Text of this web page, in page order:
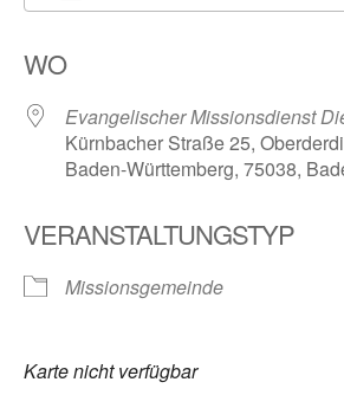
WO
Evangelischer Missionsdienst
Kürnbacher Straße 25,
Baden-Württemberg, 75038,
VERANSTALTUNGSTYP
Missionsgemeinde
Karte nicht verfügbar